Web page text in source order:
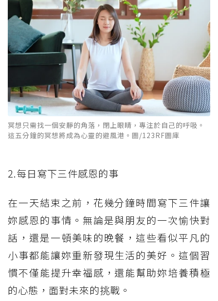
冥想只需找一個安靜的角落，閉上眼睛，專注於自己的呼吸。
這五分鐘的冥想將成為心靈的避風港。圖/123RF圖庫
2.每日寫下三件感恩的事
在一天結束之前，花幾分鐘時間寫下三件讓
妳感恩的事情。無論是與朋友的一次愉快對
話，還是一頓美味的晚餐，這些看似平凡的
小事都能讓妳重新發現生活的美好。這個習
慣不僅能提升幸福感，還能幫助妳培養積極
的心態，面對未來的挑戰。